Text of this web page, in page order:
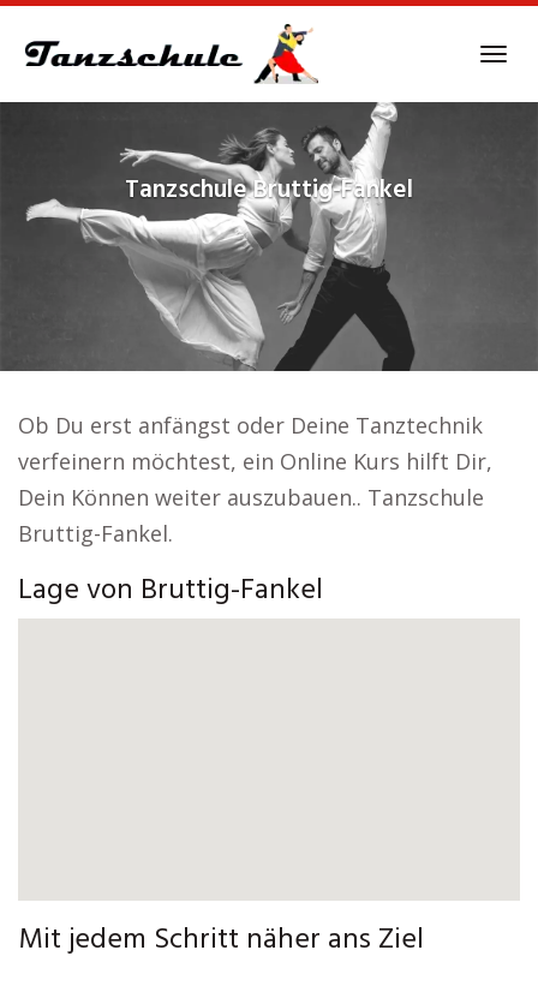
TanzschuleBruttig-Fankel
Ob Du erst anfängst oder Deine Tanztechnik
verfeinern möchtest, ein Online Kurs hilft Dir,
Dein Können weiter auszubauen.. Tanzschule
Bruttig-Fankel.
Lage von Bruttig-Fankel
Mit jedem Schritt näher ans Ziel